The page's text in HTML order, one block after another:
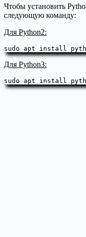
Чтобы установить
следующую команду:
Для Python2:
sudo apt install
Для Python3:
sudo apt install